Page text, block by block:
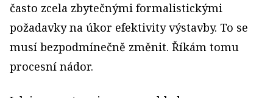
často zcela zbytečnými formalistickými
požadavky na úkor efektivity výstavby. To se
musí bezpodmínečně změnit. Říkám tomu
procesní nádor.